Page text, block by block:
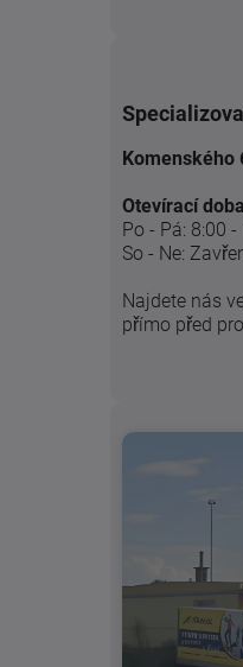
Komenského
Otevírací
Po - Pá: 8:00 -
So - Ne:
Najdete nás
přímo před